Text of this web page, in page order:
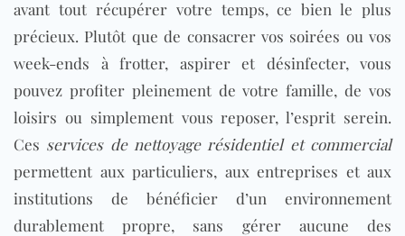
avant tout récupérer votre temps, ce bien le plus
précieux. Plutôt que de consacrer vos soirées ou vos
week-ends à frotter, aspirer et désinfecter, vous
pouvez profiter pleinement de votre famille, de vos
loisirs ou simplement vous reposer, l’esprit serein.
Ces services de nettoyage résidentiel et commercial
permettent aux particuliers, aux entreprises et aux
institutions de bénéficier d’un environnement
durablement propre, sans gérer aucune des